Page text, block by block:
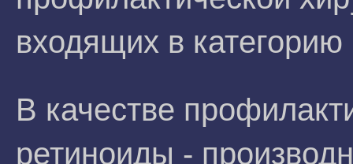
входящих в категорию
В качестве
ретиноиды -